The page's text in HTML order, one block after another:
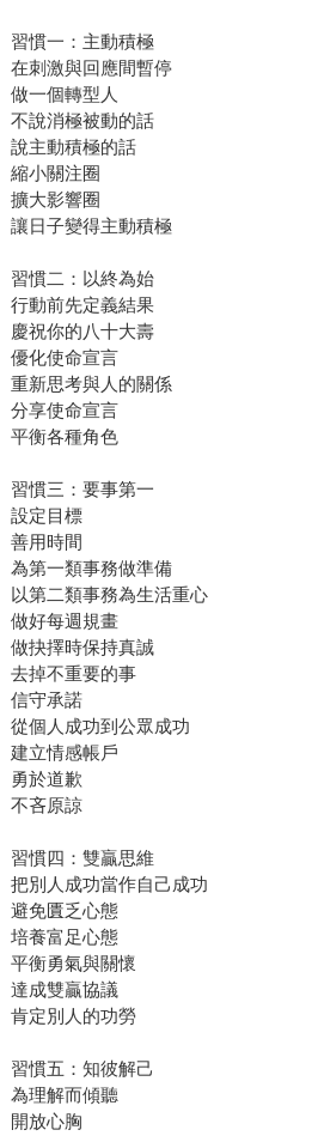
習慣一：主動積極
在刺激與回應間暫停
做一個轉型人
不說消極被動的話
說主動積極的話
縮小關注圈
擴大影響圈
讓日子變得主動積極
習慣二：以終為始
行動前先定義結果
慶祝你的八十大壽
優化使命宣言
重新思考與人的關係
分享使命宣言
平衡各種角色
習慣三：要事第一
設定目標
善用時間
為第一類事務做準備
以第二類事務為生活重心
做好每週規畫
做抉擇時保持真誠
去掉不重要的事
信守承諾
從個人成功到公眾成功
建立情感帳戶
勇於道歉
不吝原諒
習慣四：雙贏思維
把別人成功當作自己成功
避免匱乏心態
培養富足心態
平衡勇氣與關懷
達成雙贏協議
肯定別人的功勞
習慣五：知彼解己
為理解而傾聽
開放心胸